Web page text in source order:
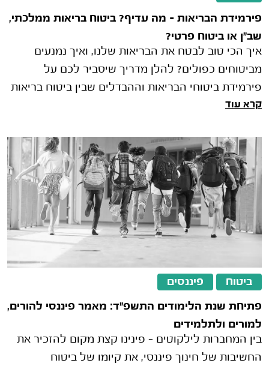
פירמידת הבריאות – מה עדיף? ביטוח בריאות ממלכתי,
שב"ן או ביטוח פרטי?
איך הכי טוב לבטח את הבריאות שלנו, ואיך נמנעים
מביטוחים כפולים? להלן מדריך שיסביר לכם על
פירמידת ביטוחי הבריאות וההבדלים שבין ביטוח בריאות
ממלכתי, שב"ן וביטוח פרטי
קרא עוד
ביטוח פיננסים
פתיחת שנת הלימודים התשפ"ד: מאמר פיננסי להורים,
למורים ולתלמידים
בין המחברות לילקוטים – פינינו קצת מקום להזכיר את
החשיבות של חינוך פיננסי, את קיומו של ביטוח